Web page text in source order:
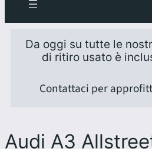
Da oggi su tutte le
di ritiro usato è
Contattaci per
Audi A3